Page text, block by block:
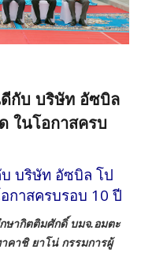
กับ บริษัท อัซบิล
ในโอกาสครบ
บริษัท อัซบิล โป
กาสครบรอบ 10 ปี
ษากิตติมศักดิ์ บมจ.อมตะ
คาชิ ยาโน่ กรรมการผู้